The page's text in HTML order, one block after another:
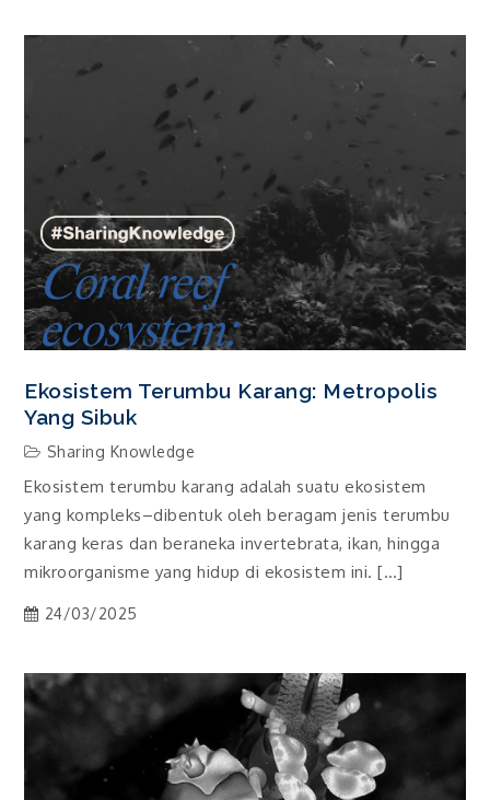
Ekosistem Terumbu Karang: Metropolis
Yang Sibuk
Sharing Knowledge
Ekosistem terumbu karang adalah suatu ekosistem
yang kompleks–dibentuk oleh beragam jenis terumbu
karang keras dan beraneka invertebrata, ikan, hingga
mikroorganisme yang hidup di ekosistem ini. […]
24/03/2025